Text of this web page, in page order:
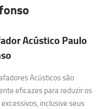
Acústico Paulo
Acústicos são
eficazes para reduzir os
inclusive seus